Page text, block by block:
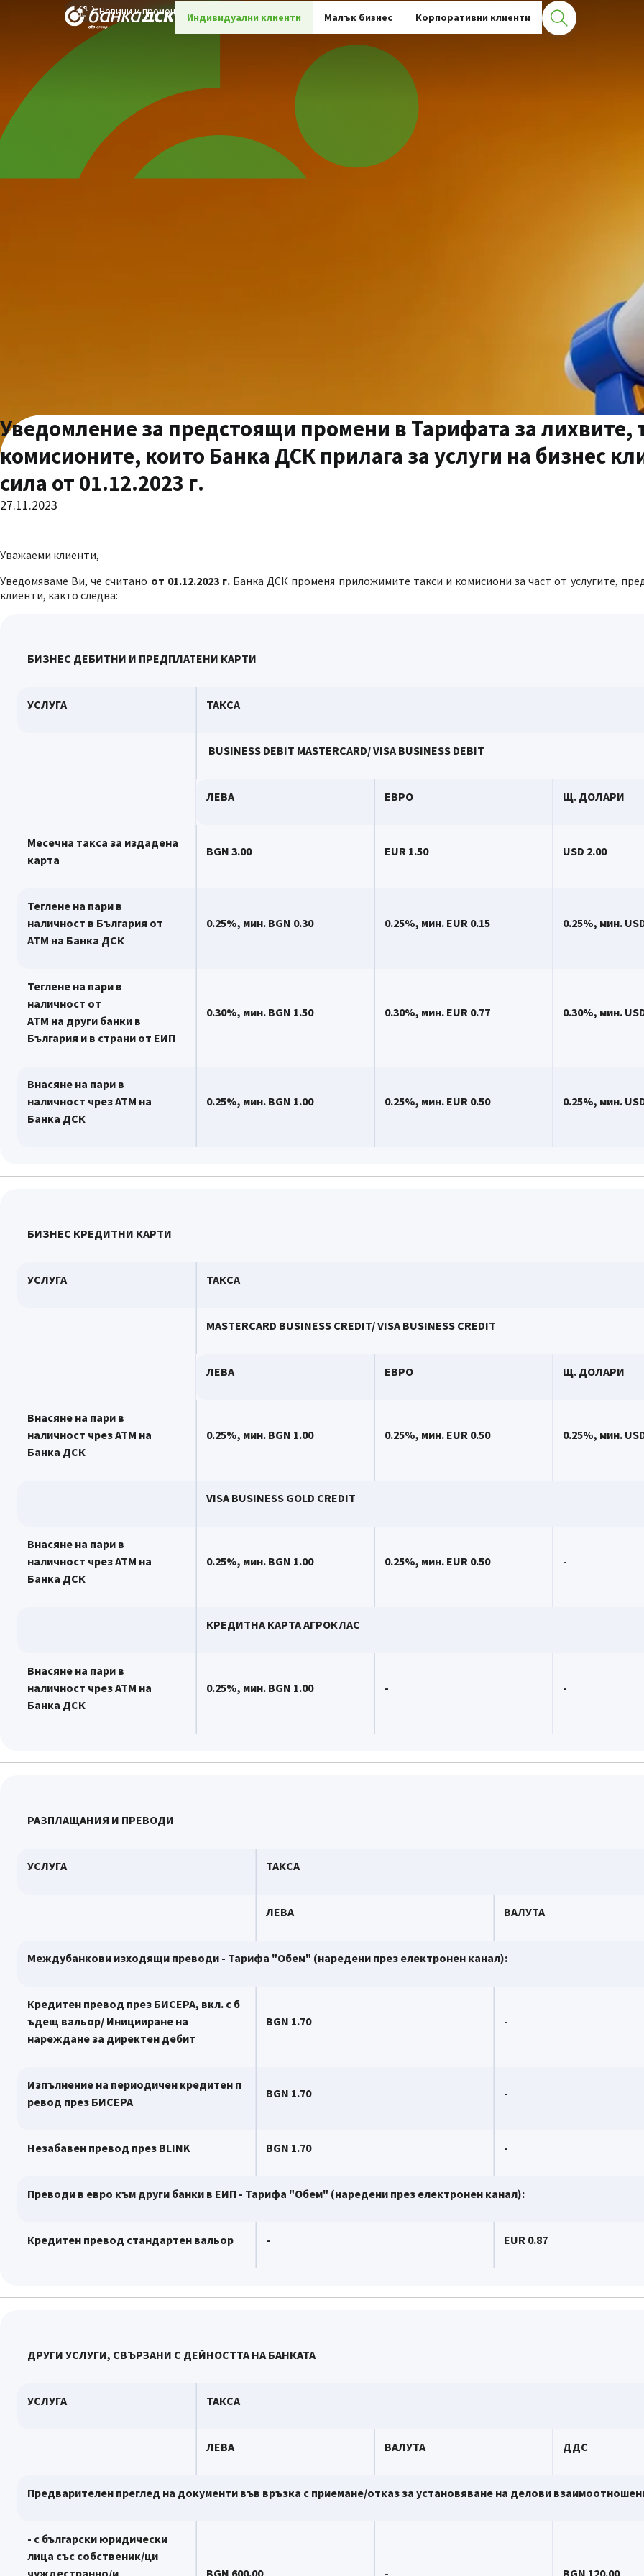
Индивидуални клиенти Малък бизнес Корпоративни клиенти
Новини и промоции
Уведомление за предстоящи промени в Тарифата за лихвите,
комисионите, които Банка ДСК прилага за услуги на бизнес
сила от 01.12.2023 г.
27.11.2023
Уважаеми клиенти,
Уведомяваме Ви, че считано от 01.12.2023 г.Банка ДСК променя приложимите такси и комисиони за част от услугите,
клиенти, както следва:
БИЗНЕС ДЕБИТНИ И ПРЕДПЛАТЕНИ КАРТИ
УСЛУГА ТАКСА
BUSINESS DEBIT MASTERCARD/ VISA BUSINESS DEBIT
ЛЕВА ЕВРО Щ. ДОЛАРИ
Месечна такса за издадена
карта
BGN 3.00 EUR 1.50 USD 2.00
Теглене на пари в
наличност в България от
АТМ на Банка ДСК
0.25%, мин. BGN 0.30 0.25%, мин. EUR 0.15 0.25%, мин.
Теглене на пари в
наличност от
АТМ на други банки в
България и в страни от ЕИП
0.30%, мин. BGN 1.50 0.30%, мин. EUR 0.77 0.30%, мин.
Внасяне на пари в
наличност чрез АТМ на
Банка ДСК
0.25%, мин. BGN 1.00 0.25%, мин. EUR 0.50 0.25%, мин.
БИЗНЕС КРЕДИТНИ КАРТИ
УСЛУГА ТАКСА
MASTERCARD BUSINESS CREDIT/ VISA BUSINESS CREDIT
ЛЕВА ЕВРО Щ. ДОЛАРИ
Внасяне на пари в
наличност чрез АТМ на
Банка ДСК
0.25%, мин. BGN 1.00 0.25%, мин. EUR 0.50 0.25%, мин.
VISA BUSINESS GOLD CREDIT
Внасяне на пари в
наличност чрез АТМ на
Банка ДСК
0.25%, мин. BGN 1.00 0.25%, мин. EUR 0.50 -
КРЕДИТНА КАРТА АГРОКЛАС
Внасяне на пари в
наличност чрез АТМ на
Банка ДСК
0.25%, мин. BGN 1.00 - -
РАЗПЛАЩАНИЯ И ПРЕВОДИ
УСЛУГА ТАКСА
ЛЕВА ВАЛУТА
Междубанкови изходящи преводи - Тарифа "Обем" (нaредени през електронен канал):
Кредитен превод през БИСЕРА, вкл. с б
ъдещ вальор/ Иницииране на
нареждане за директен дебит
BGN 1.70 -
Изпълнение на периодичен кредитен п
ревод през БИСЕРА
BGN 1.70 -
Незабавен превод през BLINK BGN 1.70 -
Преводи в евро към други банки в ЕИП - Тарифа "Обем" (нaредени през електронен канал):
Кредитен превод стандартен вальор - EUR 0.87
ДРУГИ УСЛУГИ, СВЪРЗАНИ С ДЕЙНОСТТА НА БАНКАТА
УСЛУГА ТАКСА
ЛЕВА ВАЛУТА ДДС
Предварителен преглед на документи във връзка с приемане/отказ за установяване на делови
- с български юридически
лица със собственик/ци